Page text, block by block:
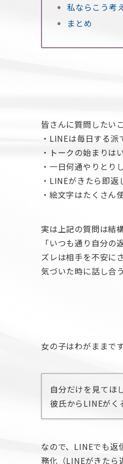
私ならこう考
まとめ
皆さんに質問したい
・LINEは毎日する
・トークの始まりは
・一日何通やりとり
・LINEがきたら即
・絵文字はたくさん
実は上記の質問は結
「いつも通り自分
ズレは相手を不安に
気づいた時に話し合
女の子はわがままで
自分だけを見てほ
彼氏からLINEがく
なので、LINEでも返
務化（LINEがきたら